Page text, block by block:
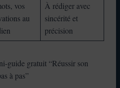
vos
au
À rédiger avec
sincérité et
précision
guide gratuit “Réussir son
à pas”